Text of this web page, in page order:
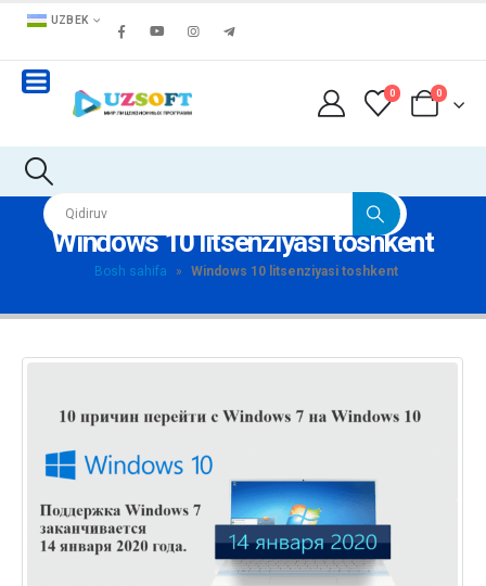
UZBEK
0 0
Windows 10 litsenziyasi toshkent
Bosh sahifa » Windows 10 litsenziyasi toshkent